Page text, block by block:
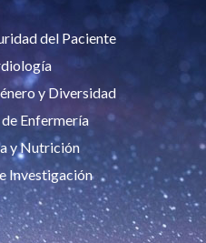
del Paciente
y Diversidad
Enfermería
y Nutrición
Investigación